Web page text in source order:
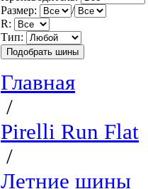
Размер:
/
R:
Тип:
Главная
/
Pirelli Run Flat
/
Летние шины